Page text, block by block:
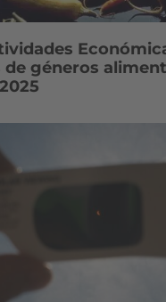
de géneros